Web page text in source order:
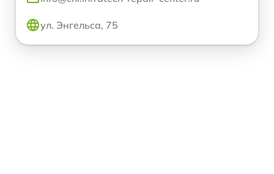
ул. Энгельса, 75